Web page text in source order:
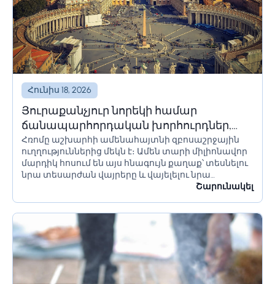
Հունիս 18, 2026
Յուրաքանչյուր նորեկի համար
ճանապարհորդական խորհուրդներ,
որոնք պետք է իմանա Հռոմ գնալուց
առաջ
Հռոմը աշխարհի ամենահայտնի զբոսաշրջային
ուղղություններից մեկն է։ Ամեն տարի միլիոնավոր
մարդիկ հոսում են այս հնագույն քաղաք՝ տեսնելու
նրա տեսարժան վայրերը և վայելելու նրա
մշակույթը։ Եթե մոտ ժամանակներս պլանավորում
Շարունակել